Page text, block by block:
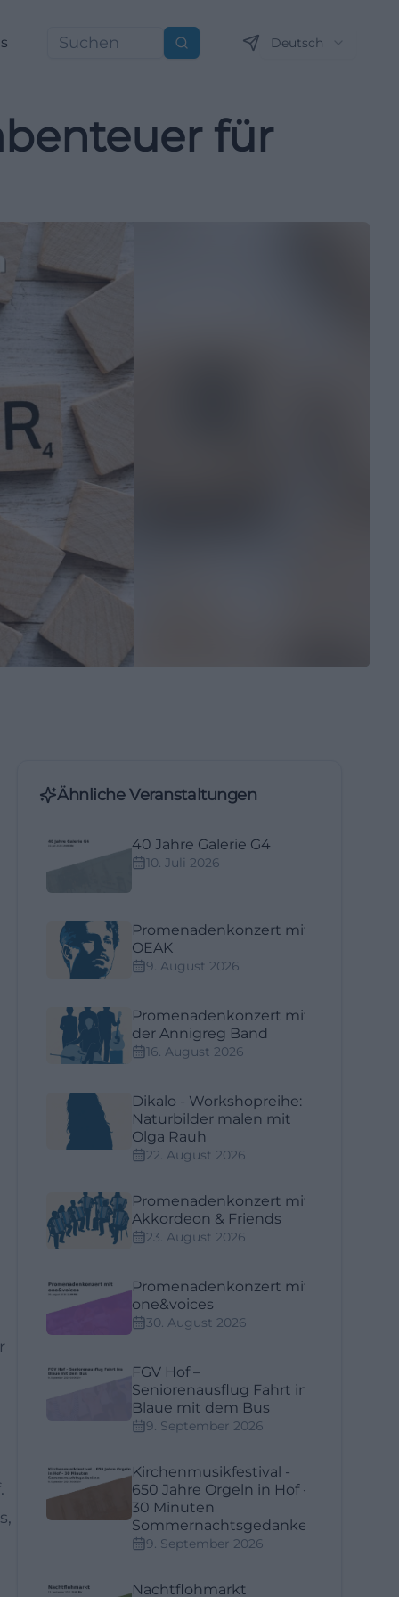
Suchen Deutsch
für
Ähnliche Veranstaltungen
40 Jahre Galerie G4
10. Juli 2026
Promenadenkonzert mit
OEAK
9. August 2026
Promenadenkonzert mit
der Annigreg Band
16. August 2026
Dikalo - Workshopreihe:
Naturbilder malen mit
Olga Rauh
22. August 2026
Promenadenkonzert mit
Akkordeon & Friends
23. August 2026
Promenadenkonzert mit
one&voices
30. August 2026
FGV Hof –
Seniorenausflug Fahrt ins
Blaue mit dem Bus
9. September 2026
Kirchenmusikfestival -
650 Jahre Orgeln in Hof -
30 Minuten
Sommernachtsgedanken
9. September 2026
Nachtflohmarkt